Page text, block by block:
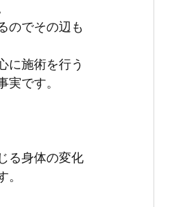
のでその辺も
に施術を行う
です。
る身体の変化